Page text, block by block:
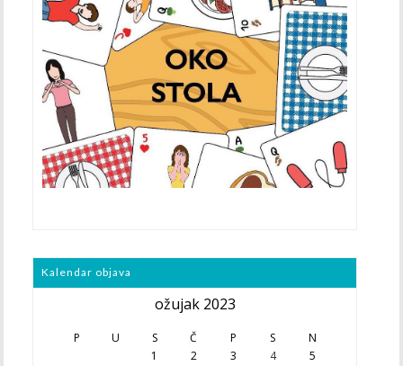
Kalendar objava
ožujak 2023
P U S Č P S N
1 2 3 4
5